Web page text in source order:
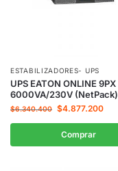
ESTABILIZADORES- UPS
UPS EATON ONLINE 9PX
6000VA/230V (NetPack)
$6.340.400 $4.877.200
Comprar